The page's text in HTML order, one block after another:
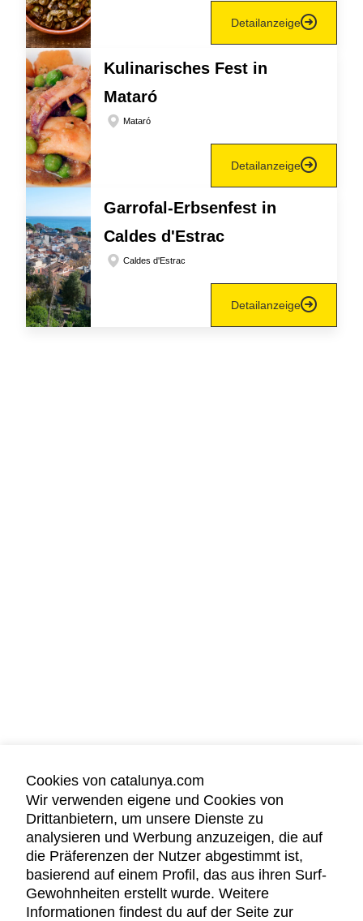
Detailanzeige
Kulinarisches Fest in
Mataró
Mataró
Detailanzeige
Garrofal-Erbsenfest in
Caldes d'Estrac
Caldes d'Estrac
Detailanzeige
Cookies von catalunya.com
Wir verwenden eigene und Cookies von
Drittanbietern, um unsere Dienste zu
analysieren und Werbung anzuzeigen, die auf
die Präferenzen der Nutzer abgestimmt ist,
basierend auf einem Profil, das aus ihren Surf-
Gewohnheiten erstellt wurde. Weitere
Informationen findest du auf der Seite zur